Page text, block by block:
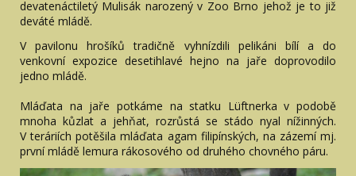
devatenáctiletý Mulisák narozený v Zoo Brno jehož je to již
deváté mládě.
V pavilonu hrošíků tradičně vyhnízdili pelikáni bílí a do
venkovní expozice desetihlavé hejno na jaře doprovodilo
jedno mládě.
Mláďata na jaře potkáme na statku Lüftnerka v podobě
mnoha kůzlat a jehňat, rozrůstá se stádo nyal nížinných.
V teráriích potěšila mláďata agam filipínských, na zázemí mj.
první mládě lemura rákosového od druhého chovného páru.